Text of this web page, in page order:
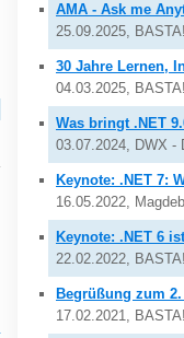
AMA - Ask me
25.09.2025,
30 Jahre Lernen,
04.03.2025,
Was bringt .NET
03.07.2024, DWX -
Keynote: .NET 7:
16.05.2022,
Keynote: .NET 6
22.02.2022,
Begrüßung zum
17.02.2021,